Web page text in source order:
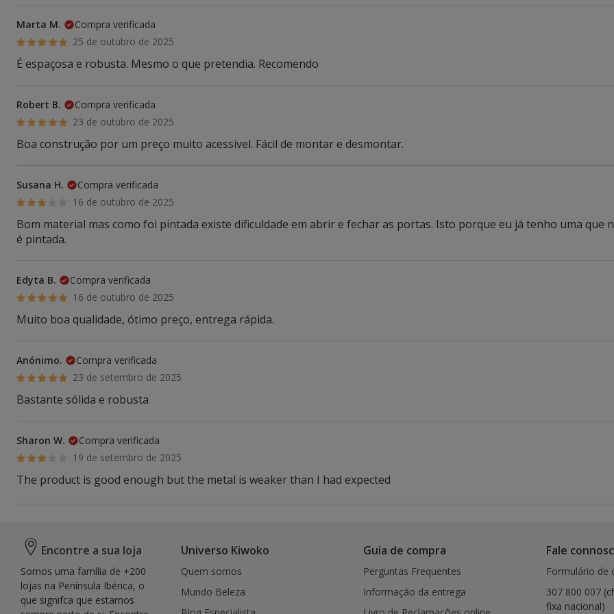
Marta M.
Compra verificada
25 de outubro de 2025
É espaçosa e robusta. Mesmo o que pretendia. Recomendo
Robert B.
Compra verificada
23 de outubro de 2025
Boa construção por um preço muito acessível. Fácil de montar e desmontar.
Susana H.
Compra verificada
16 de outubro de 2025
Bom material mas como foi pintada existe dificuldade em abrir e fechar as portas. Isto porque eu já tenho uma que
é pintada.
Edyta B.
Compra verificada
16 de outubro de 2025
Muito boa qualidade, ótimo preço, entrega rápida.
Anónimo.
Compra verificada
23 de setembro de 2025
Bastante sólida e robusta
Sharon W.
Compra verificada
19 de setembro de 2025
The product is good enough but the metal is weaker than I had expected
Encontre a sua loja
Somos uma família de +200
lojas na Península Ibérica, o
que signifca que estamos
Universo Kiwoko
Quem somos
Mundo Beleza
Guia de compra
Perguntas Frequentes
Informação da entrega
Fale
Formulário de
307 800 007
fixa nacional)